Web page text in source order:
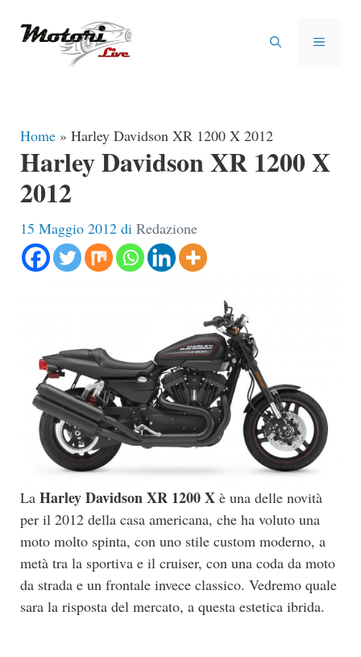
MENU
Home » Harley Davidson XR 1200 X 2012
Harley Davidson XR 1200 X
2012
15 Maggio 2012 di Redazione
La Harley Davidson XR 1200 X è una delle novità
per il 2012 della casa americana, che ha voluto una
moto molto spinta, con uno stile custom moderno, a
metà tra la sportiva e il cruiser, con una coda da moto
da strada e un frontale invece classico. Vedremo quale
sara la risposta del mercato, a questa estetica ibrida.